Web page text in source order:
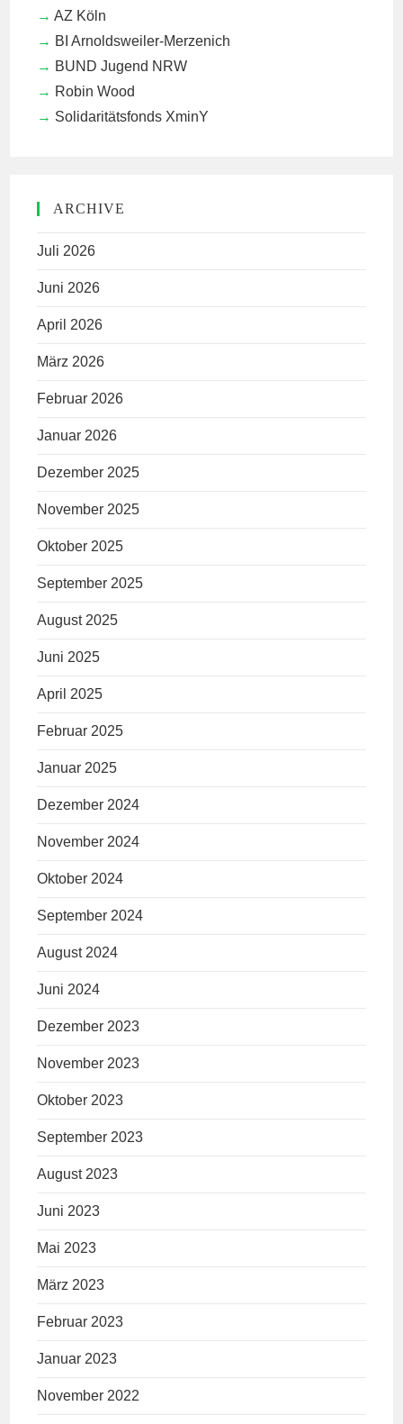
AZ Köln
BI Arnoldsweiler-Merzenich
BUND Jugend NRW
Robin Wood
Solidaritätsfonds XminY
ARCHIVE
Juli 2026
Juni 2026
April 2026
März 2026
Februar 2026
Januar 2026
Dezember 2025
November 2025
Oktober 2025
September 2025
August 2025
Juni 2025
April 2025
Februar 2025
Januar 2025
Dezember 2024
November 2024
Oktober 2024
September 2024
August 2024
Juni 2024
Dezember 2023
November 2023
Oktober 2023
September 2023
August 2023
Juni 2023
Mai 2023
März 2023
Februar 2023
Januar 2023
November 2022